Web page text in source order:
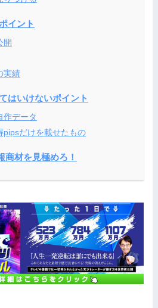
イント
開
実績
はいけないポイント
作データ
pipsだけを載せたもの
商材を見極めろ！